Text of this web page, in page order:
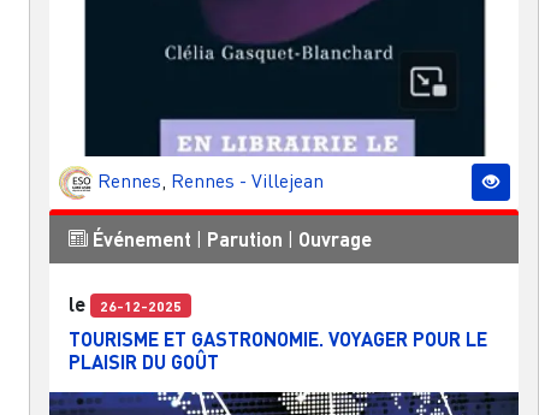
Rennes Rennes - Villejean
Événement | Parution | Ouvrage
le 26-12-2025
TOURISME ET GASTRONOMIE. VOYAGER POUR LE
PLAISIR DU GOÛT